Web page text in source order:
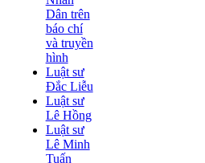
Dân trên
báo chí
và truyền
hình
Luật sư
Đắc Liễu
Luật sư
Lê Hồng
Luật sư
Lê Minh
Tuấn